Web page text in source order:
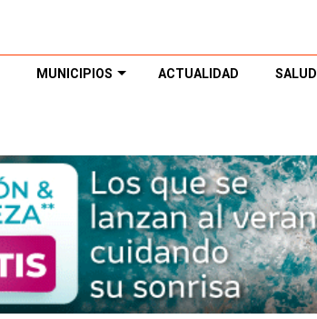
MUNICIPIOS ACTUALIDAD SALUD